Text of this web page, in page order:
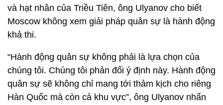
và hạt nhân của Triều Tiên, ông Ulyanov cho biết
Moscow không xem giải pháp quân sự là hành động
khả thi.
“Hành động quân sự không phải là lựa chọn của
chúng tôi. Chúng tôi phản đối ý định này. Hành động
quân sự sẽ không chỉ mang tới thảm kịch cho riêng
Hàn Quốc mà còn cả khu vực”, ông Ulyanov nhấn